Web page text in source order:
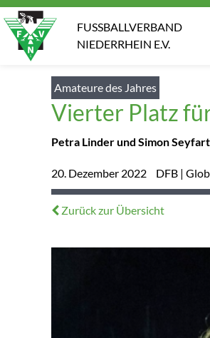
FUSSBALLVERBAND
NIEDERRHEIN E.V.
Amateure des Jahres
Vierter Platz
Petra Linder und Simon
20. Dezember 2022 DFB |
Zurück zur Übersicht